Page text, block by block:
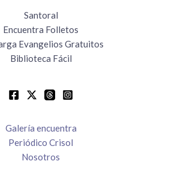
Santoral
Encuentra Folletos
Evangelios Gratuitos
Biblioteca Fácil
Galería encuentra
Periódico Crisol
Nosotros